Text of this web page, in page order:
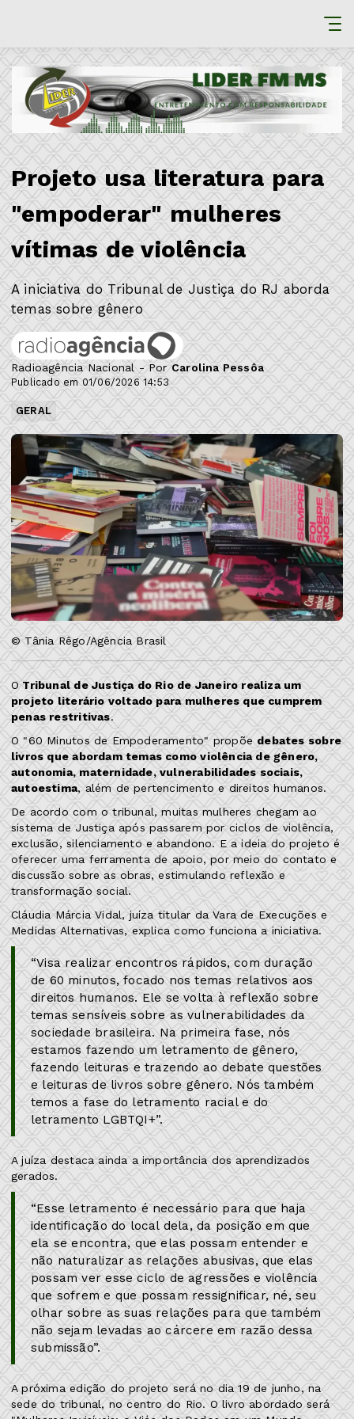
Projeto usa literatura para
"empoderar" mulheres
vítimas de violência
A iniciativa do Tribunal de Justiça do RJ aborda
temas sobre gênero
Radioagência Nacional - PorCarolina Pessôa
Publicado em 01/06/2026 14:53
GERAL
© Tânia Rêgo/Agência Brasil
OTribunal de Justiça do Rio de Janeiro realiza um
projeto literário voltado para mulheres que cumprem
penas restritivas.
O "60 Minutos de Empoderamento" propõe debates sobre
livros que abordam temas como violência de gênero,
autonomia, maternidade, vulnerabilidades sociais,
autoestima, além de pertencimento e direitos humanos.
De acordo com o tribunal, muitas mulheres chegam ao
sistema de Justiça após passarem por ciclos de violência,
exclusão, silenciamento e abandono. E a ideia do projeto é
oferecer uma ferramenta de apoio, por meio do contato e
discussão sobre as obras, estimulando reflexão e
transformação social.
Cláudia Márcia Vidal, juíza titular da Vara de Execuções e
Medidas Alternativas, explica como funciona a iniciativa.
“Visa realizar encontros rápidos, com duração
de 60 minutos, focado nos temas relativos aos
direitos humanos. Ele se volta à reflexão sobre
temas sensíveis sobre as vulnerabilidades da
sociedade brasileira. Na primeira fase, nós
estamos fazendo um letramento de gênero,
fazendo leituras e trazendo ao debate questões
e leituras de livros sobre gênero. Nós também
temos a fase do letramento racial e do
letramento LGBTQI+”.
A juíza destaca ainda a importância dos aprendizados
gerados.
“Esse letramento é necessário para que haja
identificação do local dela, da posição em que
ela se encontra, que elas possam entender e
não naturalizar as relações abusivas, que elas
possam ver esse ciclo de agressões e violência
que sofrem e que possam ressignificar, né, seu
olhar sobre as suas relações para que também
não sejam levadas ao cárcere em razão dessa
submissão”.
A próxima edição do projeto será no dia 19 de junho, na
sede do tribunal, no centro do Rio. O livro abordado será